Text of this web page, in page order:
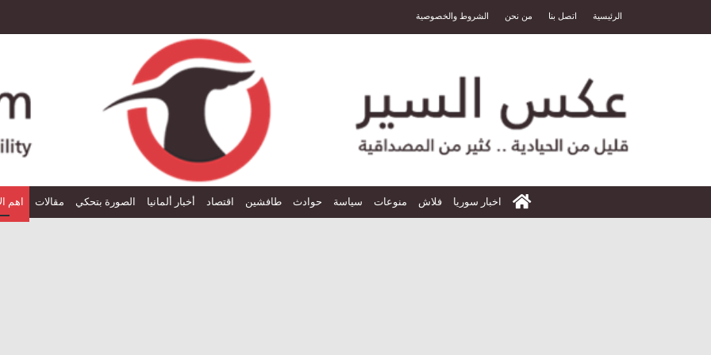
الرئيسية اتصل بنا من نحن الشروط والخصوصية
الرئيسية
اخبار سوريا فلاش منوعات سياسة حوادث طافشين اقتصاد أخبار ألمانيا الصورة بتحكي مقالات اهم